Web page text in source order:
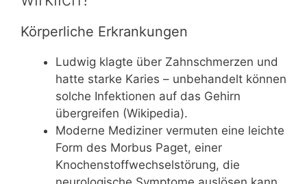
Körperliche Erkrankungen
Ludwig klagte über Zahnschmerzen und
hatte starke Karies – unbehandelt können
solche Infektionen auf das Gehirn
übergreifen (Wikipedia).
Moderne Mediziner vermuten eine leichte
Form des Morbus Paget, einer
Knochenstoffwechselstörung, die